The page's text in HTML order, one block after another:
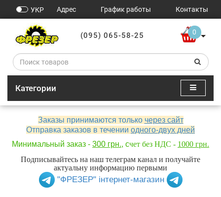
УКР Адрес График работы Контакты
Категории
(095) 065-58-25 0
Заказы принимаются только через сайт
Отправка заказов в течении одного-двух дней
Минимальный заказ - 300 грн., счет без НДС - 1000 грн.
Подписывайтесь на наш телеграм канал и получайте
актуальну информацию первыми
"ФРЕЗЕР" інтернет-магазин